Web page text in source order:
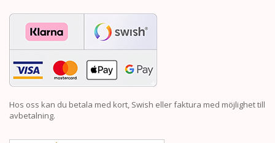
Hos oss kan du betala med kort, Swish eller faktura med möjlighet till
avbetalning.